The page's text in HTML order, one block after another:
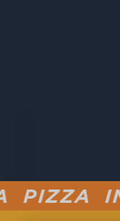
IN